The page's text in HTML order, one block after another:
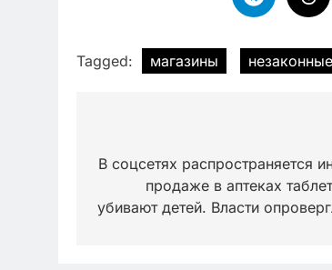
Tagged: магазины
по
записям
В соцсетях распространяется
продаже в аптеках
убивают детей. Власти